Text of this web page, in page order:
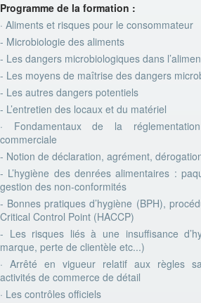
Programme de la formation :
· Aliments et risques pour le consommateur
- Microbiologie des aliments
- Les dangers microbiologiques dans
- Les moyens de maîtrise des dangers
- Les autres dangers potentiels
- L’entretien des locaux et du matériel
· Fondamentaux de la
commerciale
- Notion de déclaration, agrément,
- L’hygiène des denrées alimentaires :
gestion des non-conformités
- Bonnes pratiques d’hygiène (BPH),
Critical Control Point (HACCP)
- Les risques liés à une insuffisance
marque, perte de clientèle etc...)
· Arrêté en vigueur relatif aux règles
activités de commerce de détail
· Les contrôles officiels